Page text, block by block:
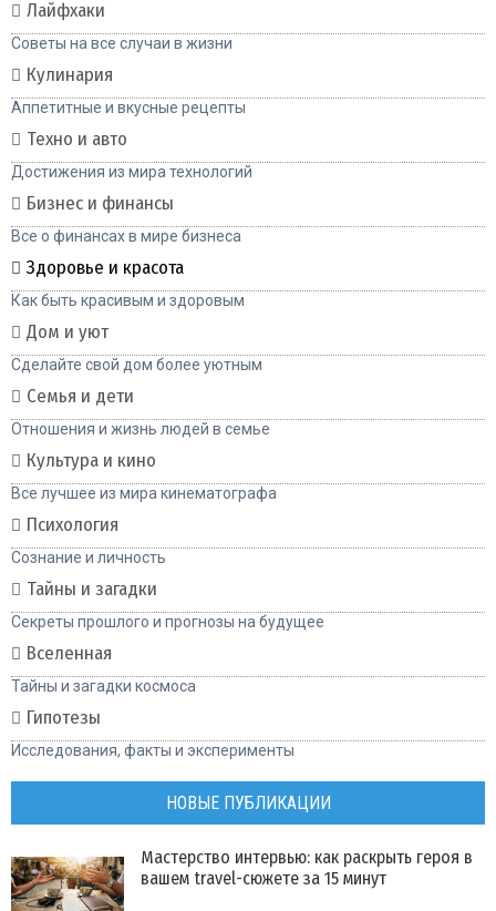
Лайфхаки
Советы на все случаи в жизни
Кулинария
Аппетитные и вкусные рецепты
Техно и авто
Достижения из мира технологий
Бизнес и финансы
Все о финансах в мире бизнеса
Здоровье и красота
Как быть красивым и здоровым
Дом и уют
Сделайте свой дом более уютным
Семья и дети
Отношения и жизнь людей в семье
Культура и кино
Все лучшее из мира кинематографа
Психология
Сознание и личность
Тайны и загадки
Секреты прошлого и прогнозы на будущее
Вселенная
Тайны и загадки космоса
Гипотезы
Исследования, факты и эксперименты
НОВЫЕ ПУБЛИКАЦИИ
Мастерство интервью: как раскрыть героя в
вашем travel-сюжете за 15 минут